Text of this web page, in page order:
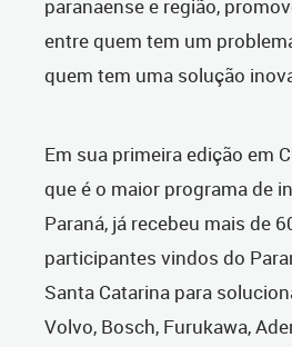
paranaense e região,
entre quem tem um
quem tem uma solução
Em sua primeira edição em
que é o maior programa de
Paraná, já recebeu mais de
participantes vindos do
Santa Catarina para
Volvo, Bosch, Furukawa,